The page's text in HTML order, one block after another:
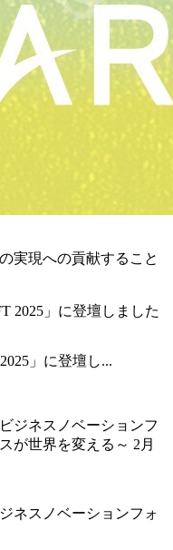
実現への貢献すること
」に登壇し...
ネスノベーションフォ